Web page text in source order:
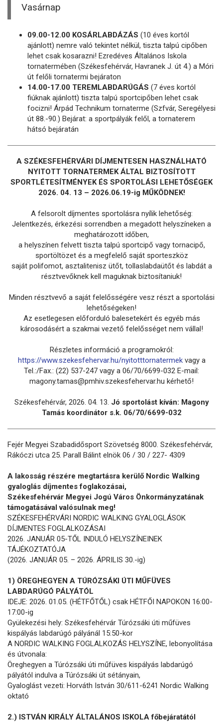
Vasárnap
09.00-12.00 KOSÁRLABDÁZÁS (10 éves kortól
ajánlott) nemre való tekintet nélkül, tiszta talpú cipőben
lehet csak kosarazni! Ezredéves Általános Iskola
tornatermében (Székesfehérvár, Havranek J. út 4.) a Móri
út felőli tornatermi bejáraton
14.00-17.00 TEREMLABDARÚGÁS (7 éves kortól
fiúknak ajánlott) tiszta talpú sportcipőben lehet csak
focizni! Árpád Technikum tornaterme (Szfvár, Seregélyesi
út 88.-90.) Bejárat: a sportpályák felől, a tornaterem
hátsó bejáratán
A SZÉKESFEHÉRVÁRI DÍJMENTESEN HASZNÁLHATÓ
NYITOTT TORNATERMEK ÁLTAL BIZTOSÍTOTT
SPORTLÉTESÍTMÉNYEK ÉS SPORTOLÁSI LEHETŐSÉGEK
2026. 04. 13 – 2026.06.19-ig MŰKÖDNEK!
A felsorolt díjmentes sportolásra nyílik lehetőség:
Jelentkezés, érkezési sorrendben a megadott helyszíneken a
meghatározott időben,
a helyszínen felvett tiszta talpú sportcipő vagy tornacipő,
sportöltözet és a megfelelő saját sporteszköz
saját polifomot, asztalitenisz ütőt, tollaslabdaütőt és labdát a
résztvevőknek kell maguknak biztosítaniuk!
Minden résztvevő a saját felelősségére vesz részt a sportolási
lehetőségeken!
Az esetlegesen előforduló balesetekért és egyéb más
károsodásért a szakmai vezető felelősséget nem vállal!
Részletes információ a programokról:
https://www.szekesfehervar.hu/nyitotttornatermekvagy a
Tel.:/Fax.: (22) 537-247 vagy a 06/70/6699-032 E-mail:
magony.tamas@pmhiv.szekesfehervar.hu kérhető!
Székesfehérvár, 2026. 04. 13. Jó sportolást kíván: Magony
Tamás koordinátor s.k. 06/70/6699-032
Fejér Megyei Szabadidősport Szövetség 8000. Székesfehérvár,
Rákóczi utca 25. Parall Bálint elnök 06 / 30 / 227- 4309
A lakosság részére megtartásra kerülő Nordic Walking
gyaloglás díjmentes foglakozásai,
Székesfehérvár Megyei Jogú Város Önkormányzatának
támogatásával valósulnak meg!
SZÉKESFEHÉRVÁRI NORDIC WALKING GYALOGLÁSOK
DÍJMENTES FOGLALKOZÁSAI
2026. JANUÁR 05-TŐL INDULÓ HELYSZÍNEINEK
TÁJÉKOZTATÓJA
(2026. JANUÁR 05. – 2026. ÁPRILIS 30.-ig)
1) ÖREGHEGYEN A TÚRÓZSÁKI ÚTI MŰFÜVES
LABDARÚGÓ PÁLYÁTÓL
IDEJE: 2026. 01.05. (HÉTFŐTŐL) csak HÉTFŐI NAPOKON 16:00-
17:00-ig
Gyülekezési hely: Székesfehérvár Túrózsáki úti műfüves
kispályás labdarúgó pályánál 15:50-kor
A NORDIC WALKING FOGLALKOZÁS HELYSZÍNE, lebonyolítása
és útvonala:
Öreghegyen a Túrózsáki úti műfüves kispályás labdarúgó
pályától indulva a Túrózsáki út sétányain,
Gyaloglást vezeti: Horváth István 30/611-6241 Nordic Walking
oktató
2.) ISTVÁN KIRÁLY ÁLTALÁNOS ISKOLA főbejáratától